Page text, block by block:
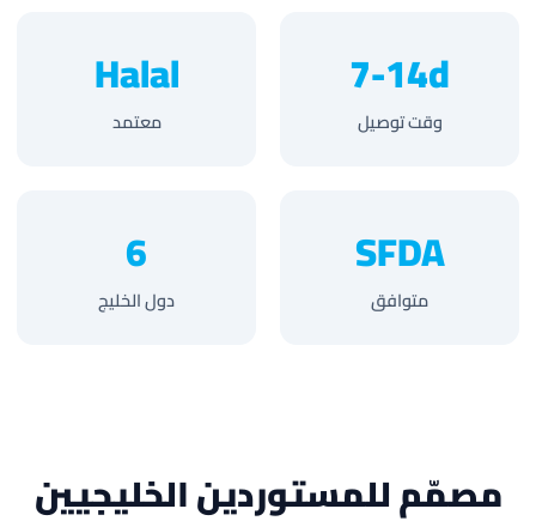
7-14d
وقت توصيل
Halal
معتمد
SFDA
متوافق
6
دول الخليج
مصمّم للمستوردين الخليجيين